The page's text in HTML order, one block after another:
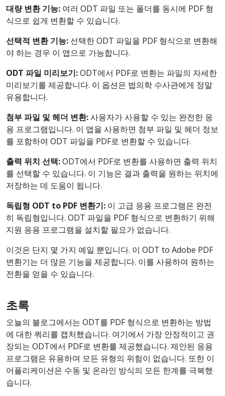
대량 변환 기능: 여러 ODT 파일 또는 폴더를 동시에 PDF 형
식으로 쉽게 변환할 수 있습니다.
선택적 변환 기능: 선택한 ODT 파일을 PDF 형식으로 변환해
야 하는 경우 이 앱으로 가능합니다.
ODT 파일 미리보기:ODT에서 PDF로 변환는 파일의 자세한
미리보기를 제공합니다. 이 옵션은 법의학 수사관에게 정말
유용합니다.
첨부 파일 및 헤더 변환:사용자가 사용할 수 있는 완전한 응
용 프로그램입니다. 이 앱을 사용하면 첨부 파일 및 헤더 정보
를 포함하여 ODT 파일을 PDF로 변환할 수 있습니다.
출력 위치 선택:ODT에서 PDF로 변환를 사용하면 출력 위치
를 선택할 수 있습니다. 이 기능은 결과 출력을 원하는 위치에
저장하는 데 도움이 됩니다.
독립형 ODT to PDF 변환기: 이 고급 응용 프로그램은 완전
히 독립형입니다. ODT 파일을 PDF 형식으로 변환하기 위해
지원 응용 프로그램을 설치할 필요가 없습니다.
이것은 단지 몇 가지 예일 뿐입니다. 이 ODT to Adobe PDF
변환기는 더 많은 기능을 제공합니다. 이를 사용하여 원하는
전환을 얻을 수 있습니다.
초록
오늘의 블로그에서는 ODT를 PDF 형식으로 변환하는 방법
에 대한 쿼리를 캡처했습니다. 여기에서 가장 안정적이고 권
장되는 ODT에서 PDF로 변환를 제공했습니다. 제안된 응용
프로그램은 유용하며 모든 유형의 위험이 없습니다. 또한 이
어플리케이션은 수동 및 온라인 방식의 모든 한계를 극복했
습니다.